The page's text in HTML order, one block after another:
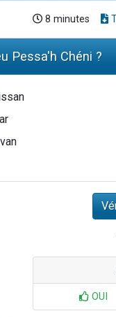
8 minutes
Pessa'h Chéni ?
OUI